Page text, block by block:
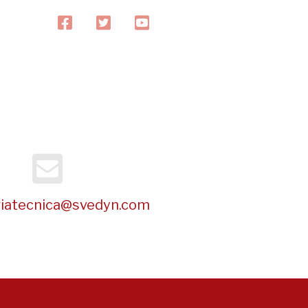
facebooktwitteryoutube